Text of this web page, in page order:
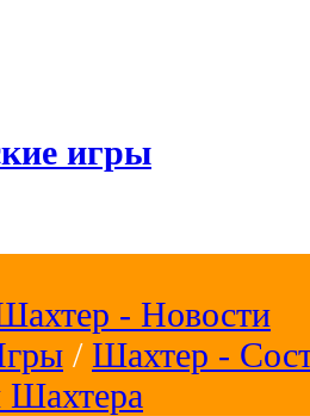
игры
- Новости
/ Шахтер -
Шахтера